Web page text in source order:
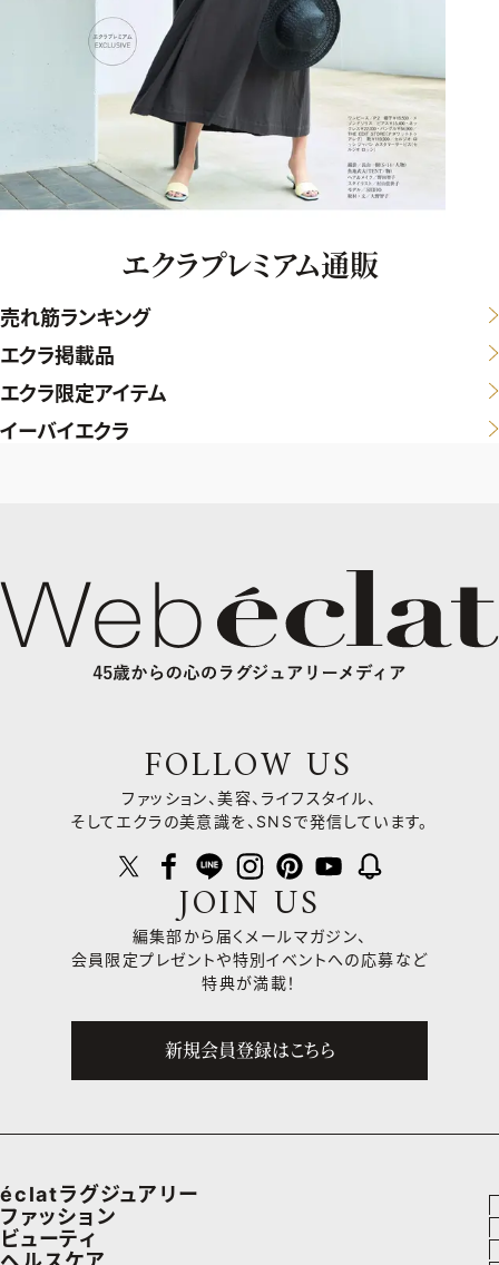
エクラプレミアム通販
売れ筋ランキング
エクラ掲載品
エクラ限定アイテム
イーバイエクラ
FOLLOW US
ファッション、美容、ライフスタイル、
そしてエクラの美意識を、SNSで発信しています。
JOIN US
編集部から届くメールマガジン、
会員限定プレゼントや特別イベントへの応募など
特典が満載！
新規会員登録はこちら
éclatラグジュアリー
ラグジュアリーTOPICS
ファッション
ファッションTOPICS
ビューティ